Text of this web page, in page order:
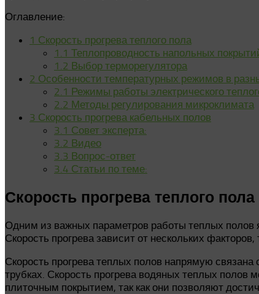
Оглавление:
1 Скорость прогрева теплого пола
1.1 Теплопроводность напольных
1.2 Выбор терморегулятора
2 Особенности температурных режимов в
2.1 Режимы работы электрического
2.2 Методы регулирования микроклимата
3 Скорость прогрева кабельных полов
3.1 Совет эксперта:
3.2 Видео
3.3 Вопрос-ответ
3.4 Статьи по теме:
Скорость прогрева теплого пола
Одним из важных параметров работы теплых полов
Скорость прогрева зависит от нескольких
Скорость прогрева теплых полов напрямую
трубках. Скорость прогрева водяных теплых
плиточным покрытием, так как они позволяют